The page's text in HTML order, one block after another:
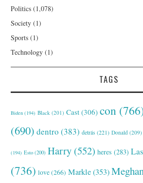
Politics (1,078)
Society (1)
Sports (1)
Technology (1)
TAGS
Biden (194) Black (201) Cast (306) con
(690) dentro (383) detrás (221) Donald (209)
(194) Esto (200) Harry (552) heres (283) Las
(736) love(266) Markle(353)